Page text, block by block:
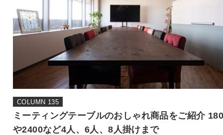
COLUMN 135
ミーティングテーブルのおしゃれ商品をご紹介
や2400など4人、6人、8人掛けまで